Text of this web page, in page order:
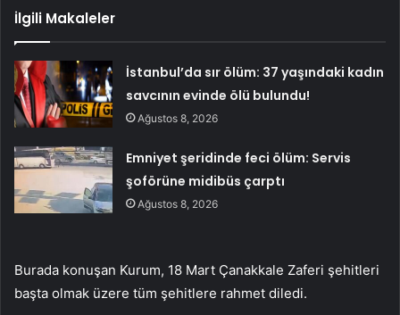
İlgili Makaleler
İstanbul’da sır ölüm: 37 yaşındaki kadın
savcının evinde ölü bulundu!
Ağustos 8, 2026
Emniyet şeridinde feci ölüm: Servis
şoförüne midibüs çarptı
Ağustos 8, 2026
Burada konuşan Kurum, 18 Mart Çanakkale Zaferi şehitleri
başta olmak üzere tüm şehitlere rahmet diledi.